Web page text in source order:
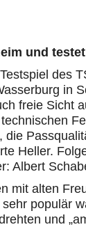
und
des
in
freie Sicht
Heller.
Albert
mit alten
populär
und